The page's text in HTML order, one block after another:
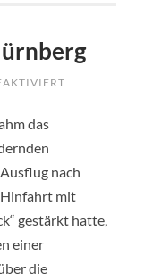
das
nach
Hinfahrt mit
gestärkt hatte,
einer
die